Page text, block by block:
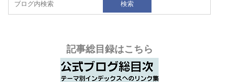
検索
記事総目録はこちら